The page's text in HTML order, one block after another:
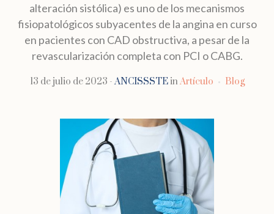
alteración sistólica) es uno de los mecanismos
fisiopatológicos subyacentes de la angina en curso
en pacientes con CAD obstructiva, a pesar de la
revascularización completa con PCI o CABG.
13 de julio de 2023 ANCISSSTEin Artículo Blog